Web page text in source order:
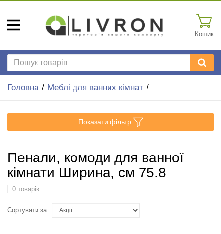
Кошик
Головна Меблі для ванних кімнат
Показати фільтр
Пенали, комоди для ванної
кімнати Ширина, см 75.8
0 товарів
Сортувати за